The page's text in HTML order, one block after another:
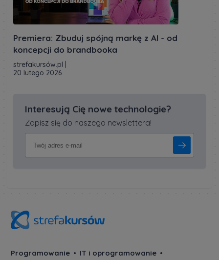
Premiera: Zbuduj spójną markę z AI - od
koncepcji do brandbooka
strefakursów.pl
20 lutego 2026
Interesują Cię nowe technologie?
Zapisz się do naszego newslettera!
Programowanie
IT i oprogramowanie